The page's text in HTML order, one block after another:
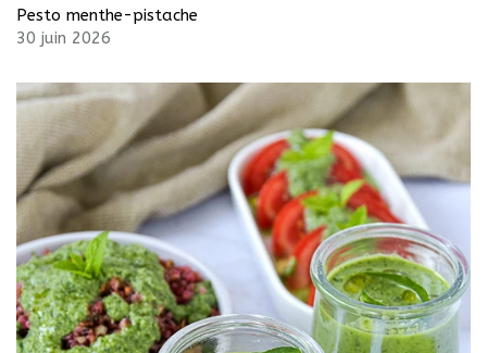
Pesto menthe-pistache
30 juin 2026